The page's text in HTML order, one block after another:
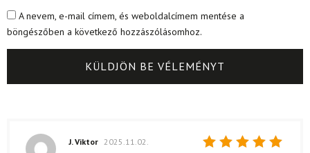
A nevem, e-mail címem, és weboldalcímem mentése a
böngészőben a következő hozzászólásomhoz.
J. Viktor 2025.11.02.